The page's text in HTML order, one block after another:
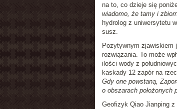
na to, co dzieje się
wiadomo, że tamy i
hydrolog z uniwersytetu
susz.
Pozytywnym zjawiskiem
rozwiązania. To może
ilości wody z
kaskady 12 zapór na
Gdy one powstaną,
o obszarach położonych
Geofizyk Qiao Jianping